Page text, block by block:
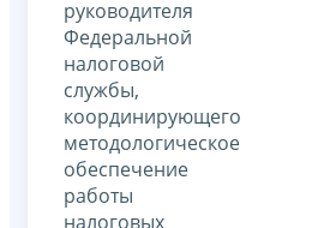
руководителя
Федеральной
налоговой
службы,
координирующего
методологическое
обеспечение
работы
налоговых